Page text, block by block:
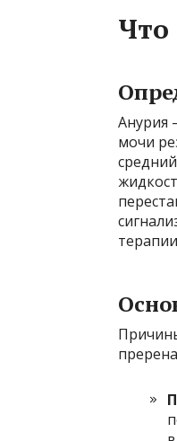
Что
Анурия
мочи